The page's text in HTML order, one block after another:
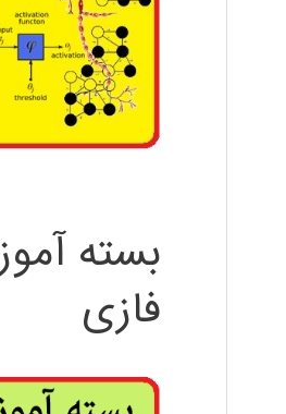
بسته
فازی